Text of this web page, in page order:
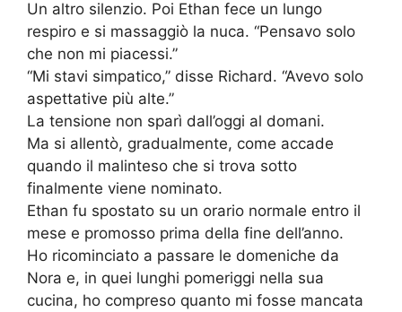
Un altro silenzio. Poi Ethan fece un lungo
respiro e si massaggiò la nuca. “Pensavo solo
che non mi piacessi.”
“Mi stavi simpatico,” disse Richard. “Avevo solo
aspettative più alte.”
La tensione non sparì dall’oggi al domani.
Ma si allentò, gradualmente, come accade
quando il malinteso che si trova sotto
finalmente viene nominato.
Ethan fu spostato su un orario normale entro il
mese e promosso prima della fine dell’anno.
Ho ricominciato a passare le domeniche da
Nora e, in quei lunghi pomeriggi nella sua
cucina, ho compreso quanto mi fosse mancata